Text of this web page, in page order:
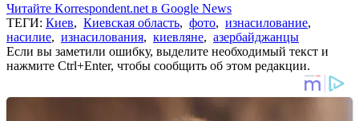
Читайте Korrespondent.net в Google News
ТЕГИ: Киев, Киевская область, фото, изнасилование,
насилие, изнасилования, киевляне, азербайджанцы
Если вы заметили ошибку, выделите необходимый текст и
нажмите Ctrl+Enter, чтобы сообщить об этом редакции.